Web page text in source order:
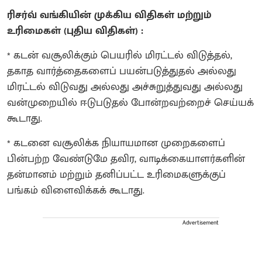
ரிசர்வ் வங்கியின் முக்கிய விதிகள் மற்றும்
உரிமைகள் (புதிய விதிகள்) :
* கடன் வசூலிக்கும் பெயரில் மிரட்டல் விடுத்தல்,
தகாத வார்த்தைகளைப் பயன்படுத்துதல் அல்லது
மிரட்டல் விடுவது அல்லது அச்சுறுத்துவது அல்லது
வன்முறையில் ஈடுபடுதல் போன்றவற்றைச் செய்யக்
கூடாது.
* கடனை வசூலிக்க நியாயமான முறைகளைப்
பின்பற்ற வேண்டுமே தவிர, வாடிக்கையாளர்களின்
தன்மானம் மற்றும் தனிப்பட்ட உரிமைகளுக்குப்
பங்கம் விளைவிக்கக் கூடாது.
Advertisement